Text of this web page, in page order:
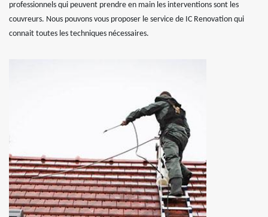
professionnels qui peuvent prendre en main les interventions sont les
couvreurs. Nous pouvons vous proposer le service de IC Renovation qui
connait toutes les techniques nécessaires.